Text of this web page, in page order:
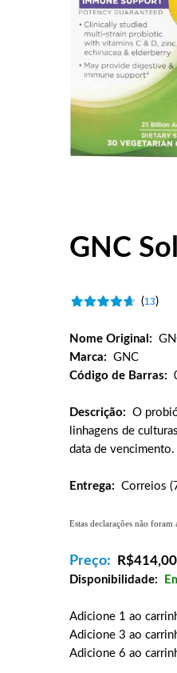
GNC
(13)
Nome Original:
Marca: GNC
Código de Barras:
Descrição: O
linhagens de
data de
Entrega: Correios
Estas declarações não
Preço: R$414,00
Disponibilidade:
Adicione 1 ao
Adicione 3 ao
Adicione 6 ao